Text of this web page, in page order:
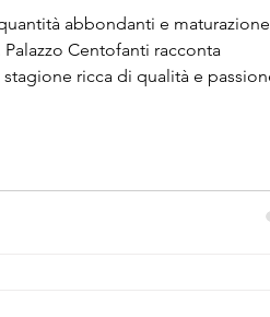
abbondanti e maturazione
Centofanti racconta
stagione ricca di qualità e